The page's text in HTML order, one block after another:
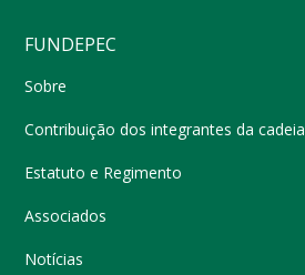
FUNDEPEC
Sobre
Contribuição dos integrantes da cadeia
Estatuto e Regimento
Associados
Notícias